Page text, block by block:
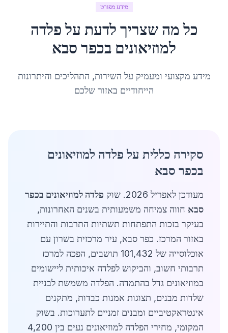
מידע מפורט
כל מה שצריך לדעת עלפלדה
למוזיאונים בכפר סבא
מידע מקצועי ומעמיק על השירות, התהליכים והיתרונות
הייחודיים באזור שלכם
סקירה כללית על פלדה למוזיאונים
בכפר סבא
מעודכן לאפריל 2026. שוק
פלדה למוזיאונים בכפר
סבא חווה צמיחה משמעותית בשנים האחרונות,
בעיקר בזכות התפתחות תשתיות התרבות והתיירות
באזור המרכז. כפר סבא, עיר מרכזית בשרון עם
אוכלוסייה של 101,432 תושבים, הפכה למרכז
תרבותי חשוב, והביקוש לפלדה איכותית ליישומים
במוזיאונים גדל בהתמדה. הפלדה משמשת לבניית
שלדות מבנים, תצוגות אמנות כבדות, מתקנים
אינטראקטיביים ומבנים זמניים לתערוכות. בשוק
המקומי, מחירי הפלדה למוזיאונים נעים בין 4,200